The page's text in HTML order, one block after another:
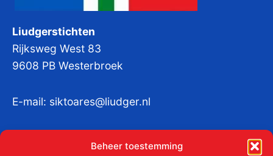
Beheer toestemming
Liudgerstichten
Rijksweg West 83
9608 PB Westerbroek
E-mail: siktoares@liudger.nl